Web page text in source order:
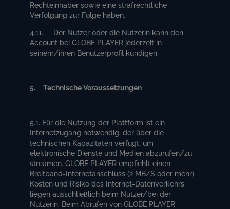
Rechteinhaber sowie eine strafrechtliche
Verfolgung zur Folge haben.
4.11. Der Nutzer oder die Nutzerin kann den
Account bei GLOBE PLAYER jederzeit in
seinem/ihren Benutzerprofil kündigen.
5. Technische Voraussetzungen
5.1. Für die Nutzung der Plattform ist ein
Internetzugang notwendig, der über die
technischen Kapazitäten verfügt, um
elektronische Dienste und Medien abzurufen/zu
streamen. GLOBE PLAYER empfiehlt einen
Breitband-Internetanschluss (2 MB/S oder mehr).
Kosten und Risiko des Internet-Datenverkehrs
liegen ausschließlich beim Nutzer/bei der
Nutzerin. Beim Abrufen von GLOBE PLAYER-